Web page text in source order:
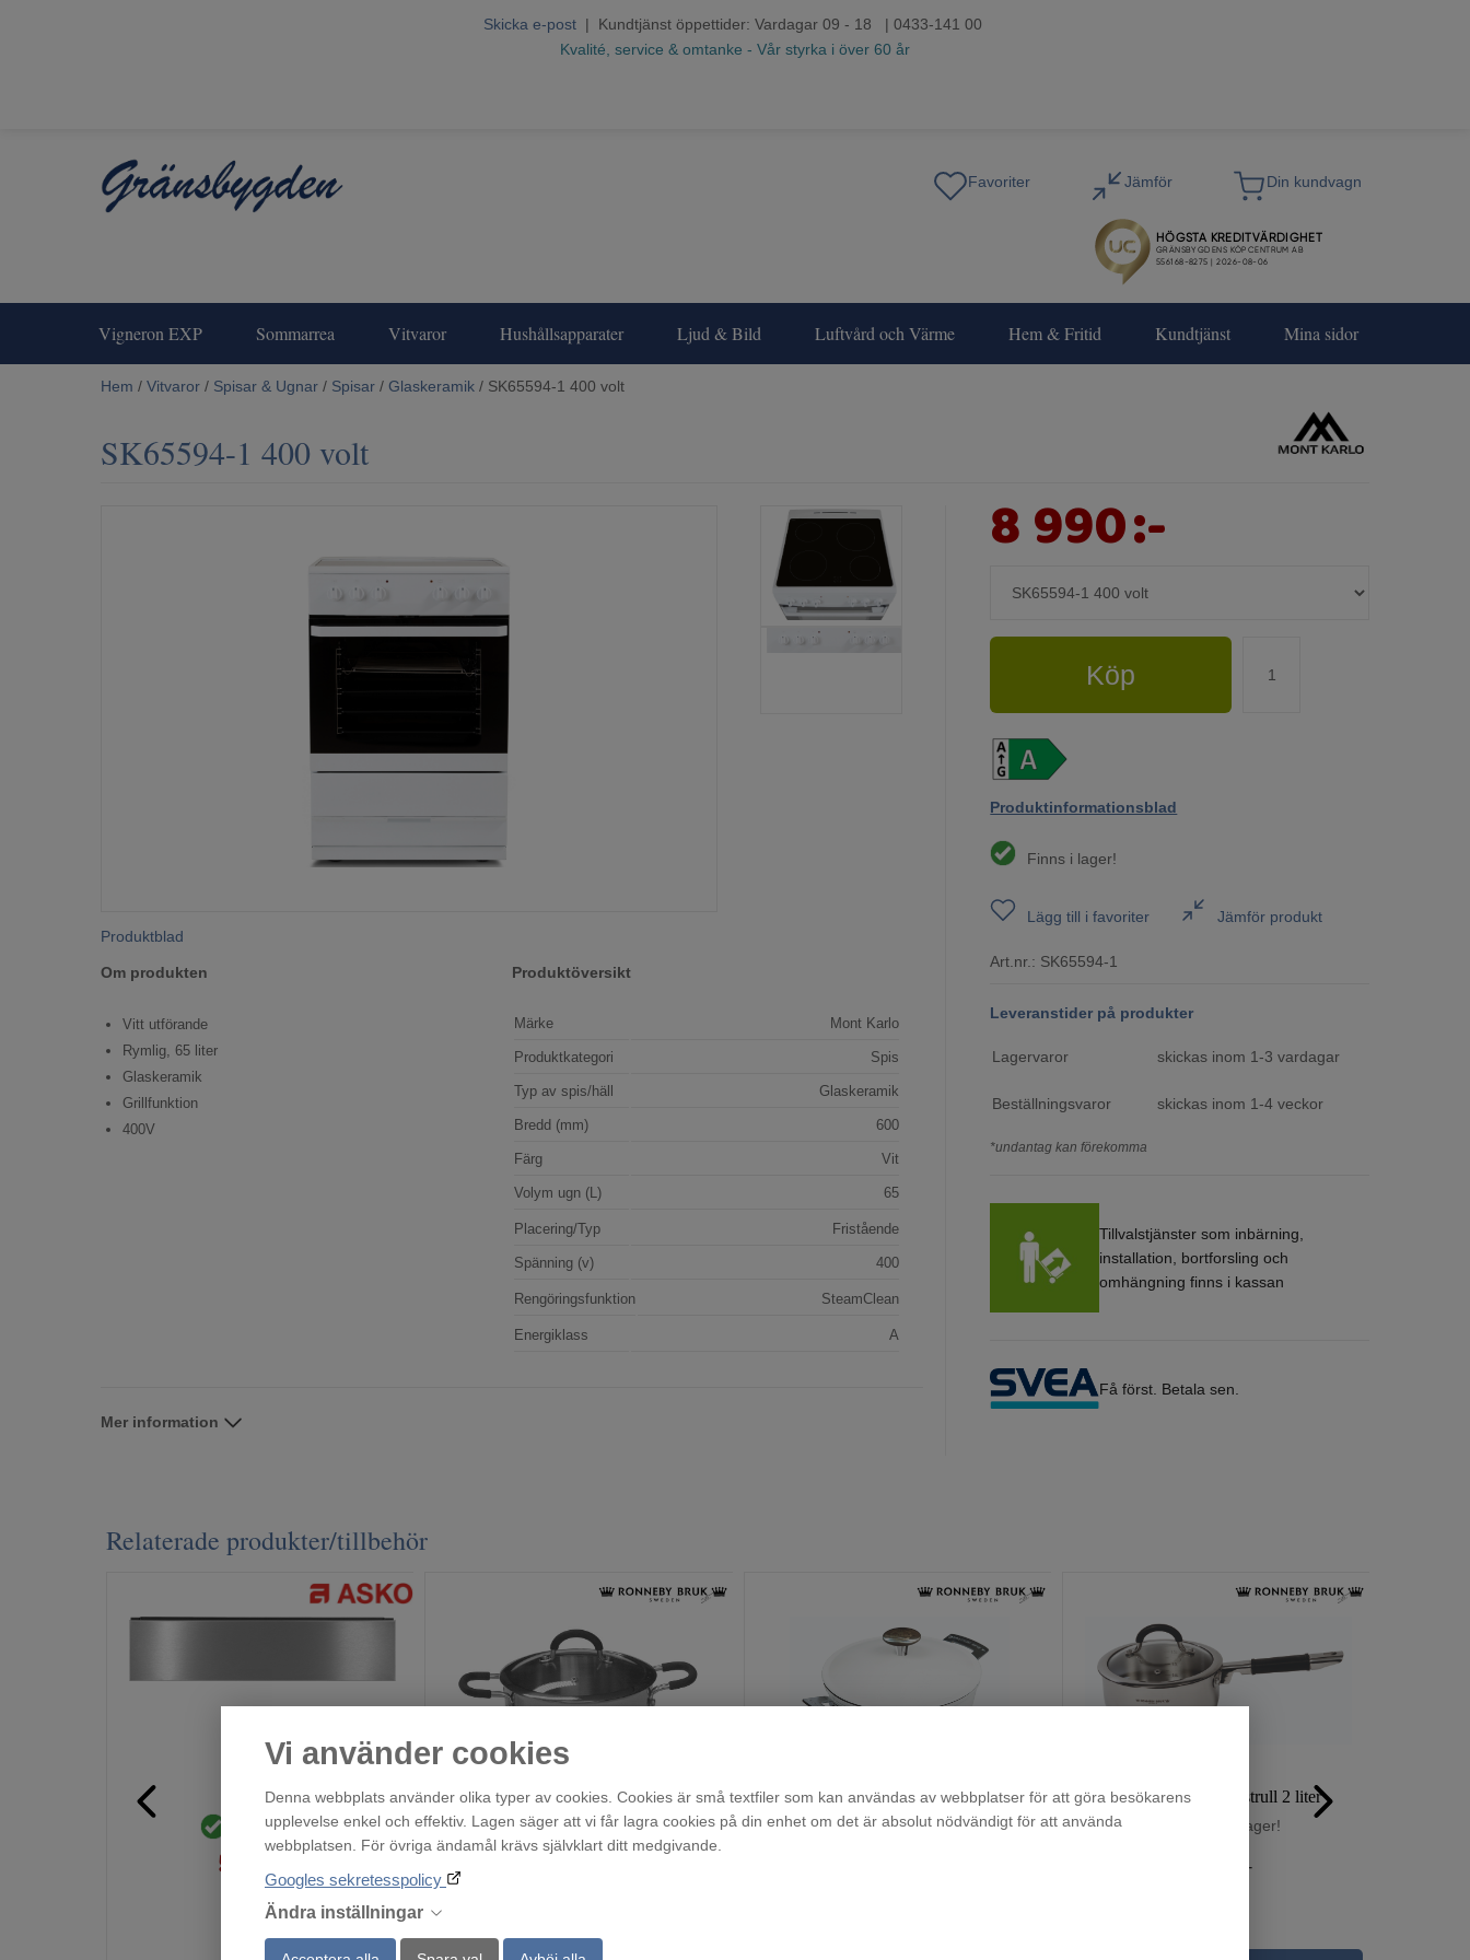
Vi använder cookies
Denna webbplats använder olika typer av cookies. Cookies är små textfiler som kan användas av webbplatser för att göra besökarens
upplevelse enkel och effektiv. Lagen säger att vi får lagra cookies på din enhet om det är absolut nödvändigt för att använda
webbplatsen. För övriga ändamål krävs självklart ditt medgivande.
Googles sekretesspolicy
Ändra inställningar
Skicka e-post | Kundtjänst öppettider: Vardagar 09 - 18 | 0433-141 00
Kvalité, service & omtanke - Vår styrka i över 60 år
Vigneron EXP Sommarrea Vitvaror Hushållsapparater Ljud & Bild Luftvård och Värme Hem & Fritid Kundtjänst Mina sidor
Hem / Vitvaror / Spisar & Ugnar / Spisar / Glaskeramik / SK65594-1 400 volt
SK65594-1 400 volt
Produktblad
Om produkten
Vitt utförande
Rymlig, 65 liter
Glaskeramik
Grillfunktion
400V
Produktöversikt
Märke Mont Karlo
Produktkategori Spis
Typ av spis/häll Glaskeramik
Bredd (mm) 600
Färg Vit
Volym ugn (L) 65
Placering/Typ Fristående
Spänning (v) 400
Rengöringsfunktion SteamClean
Energiklass A
Mer information
8 990:-
Köp
Produktinformationsblad
Finns i lager!
Lägg till i favoriter Jämför produkt
Art.nr.: SK65594-1
Leveranstider på produkter
Lagervaror skickas inom 1-3 vardagar
Beställningsvaror skickas inom 1-4 veckor
*undantag kan förekomma
Tillvalstjänster som inbärning,
installation, bortforsling och
omhängning finns i kassan
Få först. Betala sen.
Relaterade produkter/tillbehör
ODA8113S
Finns i lager!
5 999
Ronneby Bruk Gryta 3 liter
Finns i lager!
519
Ronneby Bruk CERAMALJ stekgryta 4 liter vit
Finns i lager!
Ronneby Bruk Kastrull 2 liter
Finns i lager!
:-